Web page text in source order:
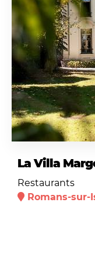
La Villa
Restaurants
Romans-sur-